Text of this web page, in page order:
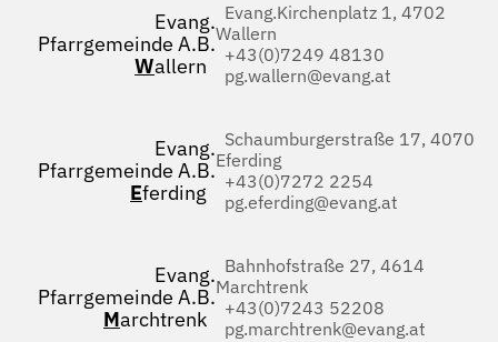
Evang.
Pfarrgemeinde A.B.
Wallern
Evang.Kirchenplatz 1, 4702
Wallern
+43(0)7249 48130
pg.wallern@evang.at
Evang.
Pfarrgemeinde A.B.
Eferding
Schaumburgerstraße 17, 4070
Eferding
+43(0)7272 2254
pg.eferding@evang.at
Evang.
Pfarrgemeinde A.B.
Marchtrenk
Bahnhofstraße 27, 4614
Marchtrenk
+43(0)7243 52208
pg.marchtrenk@evang.at